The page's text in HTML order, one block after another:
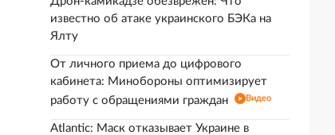
известно об атаке украинского БЭКа на
Ялту
От личного приема до цифрового
кабинета: Минобороны оптимизирует
работу с обращениями граждан
Видео
Atlantic: Маск отказывает Украине в